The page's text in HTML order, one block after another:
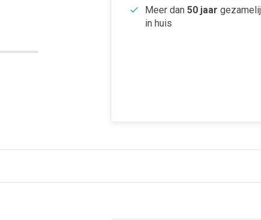
Meer dan 50 jaar
in huis